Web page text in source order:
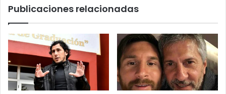
Publicaciones relacionadas